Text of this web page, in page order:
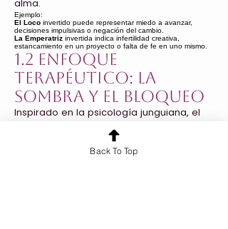
alma.
Ejemplo:
El Loco invertido puede representar miedo a avanzar,
decisiones impulsivas o negación del cambio.
La Emperatriz invertida indica infertilidad creativa,
estancamiento en un proyecto o falta de fe en uno mismo.
1.2 Enfoque
terapéutico: la
sombra y el bloqueo
Inspirado en la psicología junguiana, el
integrar la sombra
cartas invertidas simbolizan esas partes
no expresadas, ocultas o reprimidas que
Back To Top